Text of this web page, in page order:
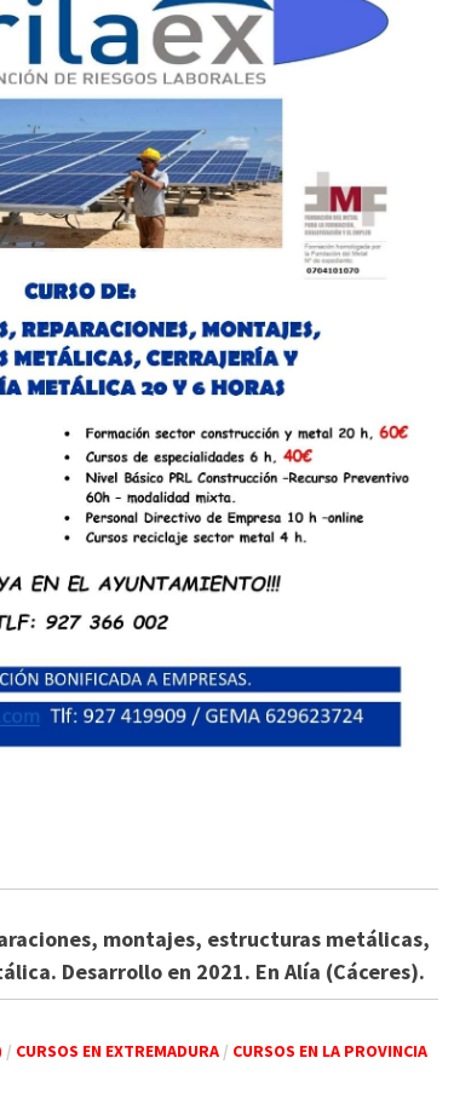
montajes, estructuras metálicas,
Desarrollo en 2021. En Alía (Cáceres).
/ CURSOS EN EXTREMADURA/ CURSOS EN LA PROVINCIA